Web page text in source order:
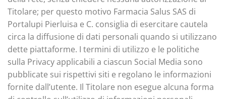
Titolare; per questo motivo Farmacia Salus SAS di
Portalupi Pierluisa e C. consiglia di esercitare cautela
circa la diffusione di dati personali quando si utilizzano
dette piattaforme. I termini di utilizzo e le politiche
sulla Privacy applicabili a ciascun Social Media sono
pubblicate sui rispettivi siti e regolano le informazioni
fornite dall’utente. Il Titolare non esegue alcuna forma